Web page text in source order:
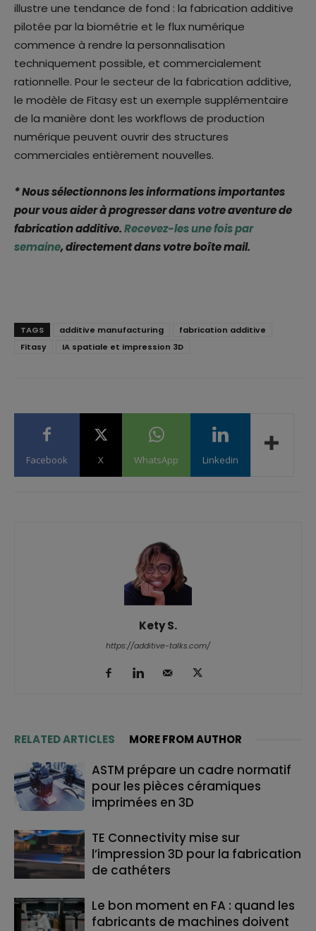
illustre une tendance de fond : la fabrication additive
pilotée par la biométrie et le flux numérique
commence à rendre la personnalisation
techniquement possible, et commercialement
rationnelle. Pour le secteur de la fabrication additive,
le modèle de Fitasy est un exemple supplémentaire
de la manière dont les workflows de production
numérique peuvent ouvrir des structures
commerciales entièrement nouvelles.
* Nous sélectionnons les informations importantes
pour vous aider à progresser dans votre aventure de
fabrication additive.Recevez-les une fois par
semaine, directement dans votre boîte mail.
TAGS additive manufacturing
fabrication additive
Fitasy
IA spatiale et impression 3D
Facebook X WhatsApp Linkedin
Kety S.
https://additive-talks.com/
RELATED ARTICLES MORE FROM AUTHOR
ASTM prépare un cadre normatif
pour les pièces céramiques
imprimées en 3D
TE Connectivity mise sur
l’impression 3D pour la fabrication
de cathéters
Le bon moment en FA : quand les
fabricants de machines doivent